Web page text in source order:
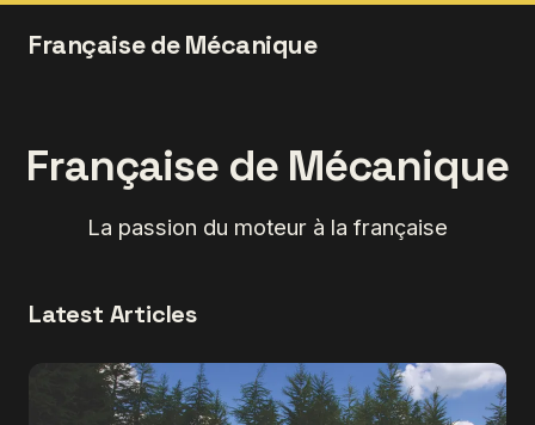
Française de Mécanique
Française de Mécanique
La passion du moteur à la française
Latest Articles